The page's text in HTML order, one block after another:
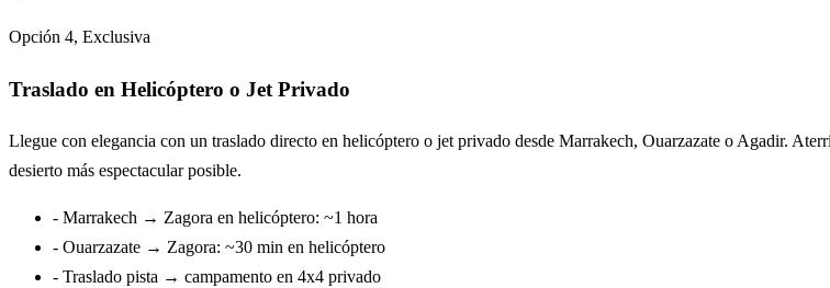
Opción 4, Exclusiva
Traslado en Helicóptero o Jet Privado
Llegue con elegancia con un traslado directo en helicóptero o jet privado desde Marrakech, Ouarzazate o Agadir.
desierto más espectacular posible.
- Marrakech → Zagora en helicóptero: ~1 hora
- Ouarzazate → Zagora: ~30 min en helicóptero
- Traslado pista → campamento en 4x4 privado